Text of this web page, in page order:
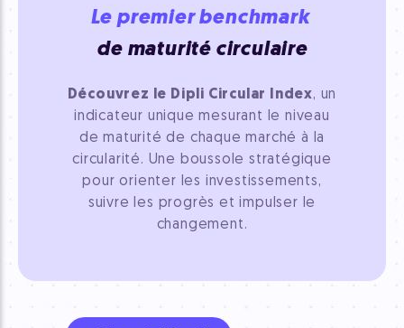
Le premier benchmark
de maturité circulaire
Découvrez le Dipli Circular Index, un
indicateur unique mesurant le niveau
de maturité de chaque marché à la
circularité. Une boussole stratégique
pour orienter les investissements,
suivre les progrès et impulser le
changement.